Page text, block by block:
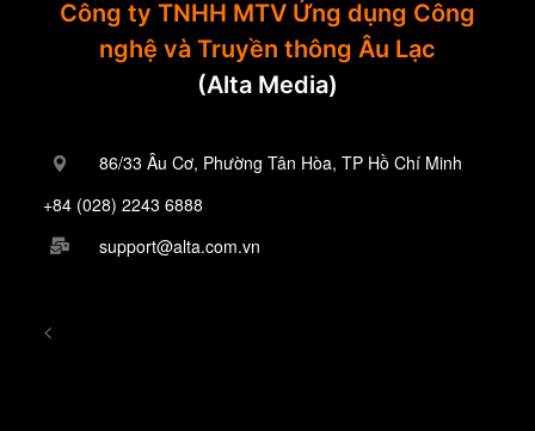
Công ty TNHH MTV Ứng dụng Công
nghệ và Truyền thông Âu Lạc
(Alta Media)
86/33 Âu Cơ, Phường Tân Hòa, TP Hồ Chí Minh
+84 (028) 2243 6888
support@alta.com.vn
<